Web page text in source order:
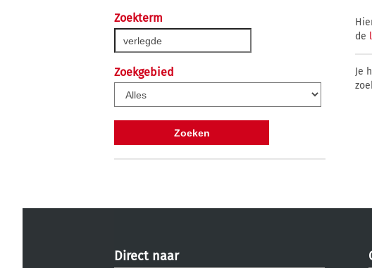
Zoekterm
Zoekgebied
de
Je
Direct naar